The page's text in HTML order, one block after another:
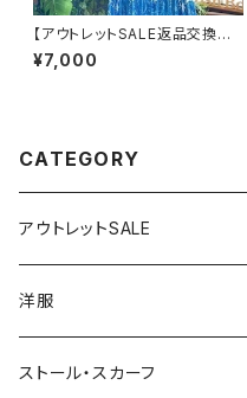
【アウトレットSALE返品交換不
可8/20まで】イタリア製ロング・
マキシスカート＆トップス セット
¥7,000
CATEGORY
アウトレットSALE
1000円
2000円
洋服
インポートワンピース
ストール・スカーフ